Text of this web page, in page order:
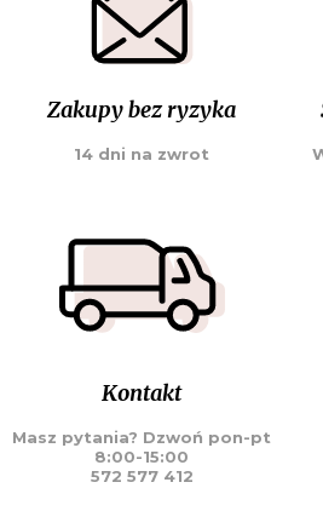
Zakupy bez ryzyka
14 dni na zwrot
Kontakt
Masz pytania? Dzwoń pon-pt
8:00-15:00
572 577 412